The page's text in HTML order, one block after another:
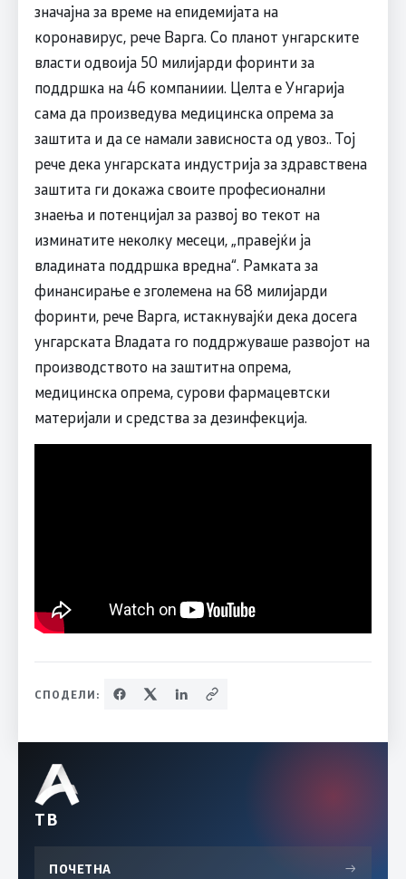
значајна за време на епидемијата на
коронавирус, рече Варга. Со планот унгарските
власти одвоија 50 милијарди форинти за
поддршка на 46 компаниии. Целта е Унгарија
сама да произведува медицинска опрема за
заштита и да се намали зависноста од увоз.. Тој
рече дека унгарската индустрија за здравствена
заштита ги докажа своите професионални
знаења и потенцијал за развој во текот на
изминатите неколку месеци, „правејќи ја
владината поддршка вредна“. Рамката за
финансирање е зголемена на 68 милијарди
форинти, рече Варга, истакнувајќи дека досега
унгарската Владата го поддржуваше развојот на
производството на заштитна опрема,
медицинска опрема, сурови фармацевтски
материјали и средства за дезинфекција.
СПОДЕЛИ:
ТВ
ПОЧЕТНА →